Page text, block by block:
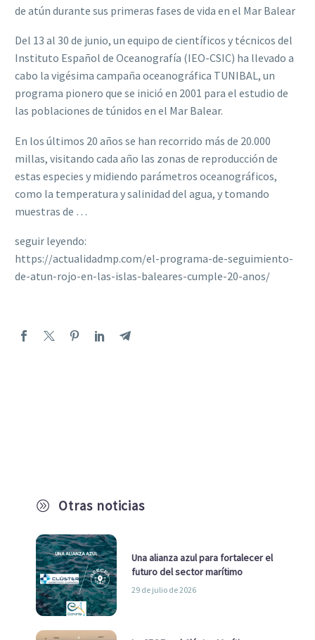
A Otras noticias
Una alianza azul para fortalecer el
futuro del sector marítimo
29 de julio de 2026
de atún durante sus primeras fases de vida en el Mar Balear
Del 13 al 30 de junio, un equipo de científicos y técnicos del
Instituto Español de Oceanografía (IEO-CSIC) ha llevado a
cabo la vigésima campaña oceanográfica TUNIBAL, un
programa pionero que se inició en 2001 para el estudio de
las poblaciones de túnidos en el Mar Balear.
En los últimos 20 años se han recorrido más de 20.000
millas, visitando cada año las zonas de reproducción de
estas especies y midiendo parámetros oceanográficos,
como la temperatura y salinidad del agua, y tomando
muestras de …
seguir leyendo:
https://actualidadmp.com/el-programa-de-seguimiento-
de-atun-rojo-en-las-islas-baleares-cumple-20-anos/